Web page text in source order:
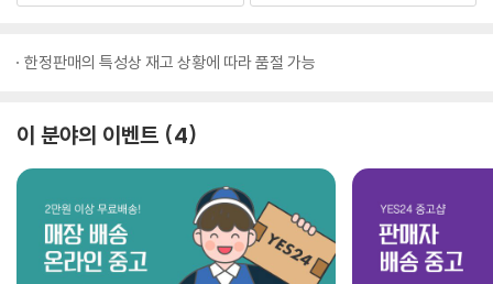
한정판매의 특성상 재고 상황에 따라 품절 가능
이 분야의 이벤트 4